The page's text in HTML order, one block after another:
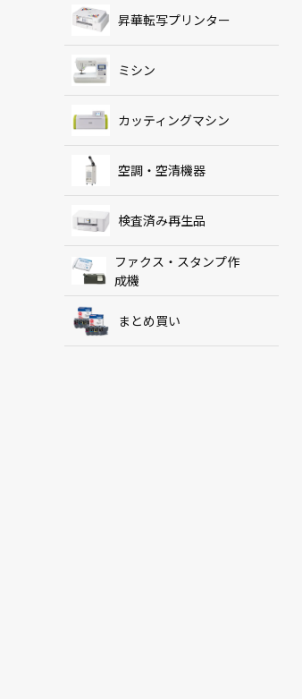
昇華転写プリンター
ミシン
カッティングマシン
空調・空清機器
検査済み再生品
ファクス・スタンプ作
成機
まとめ買い